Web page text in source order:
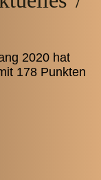
2020 hat
178 Punkten